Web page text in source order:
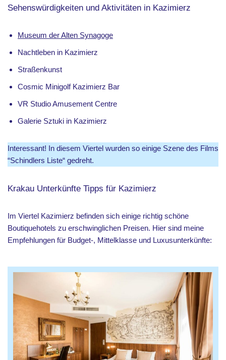
Sehenswürdigkeiten und Aktivitäten in Kazimierz
Museum der Alten Synagoge
Nachtleben in Kazimierz
Straßenkunst
Cosmic Minigolf Kazimierz Bar
VR Studio Amusement Centre
Galerie Sztuki in Kazimierz
Interessant! In diesem Viertel wurden so einige Szene des Films
“Schindlers Liste“ gedreht.
Krakau Unterkünfte Tipps für Kazimierz
Im Viertel Kazimierz befinden sich einige richtig schöne
Boutiquehotels zu erschwinglichen Preisen. Hier sind meine
Empfehlungen für Budget-, Mittelklasse und Luxusunterkünfte: